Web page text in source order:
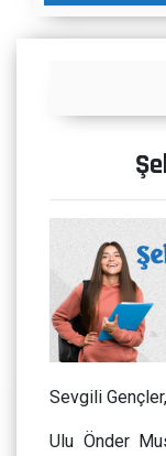
Sevgili Gençler,
Ulu Önder